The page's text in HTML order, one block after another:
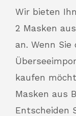
Wir bieten
2 Masken
an. Wenn
kaufen
Masken aus
Entscheiden